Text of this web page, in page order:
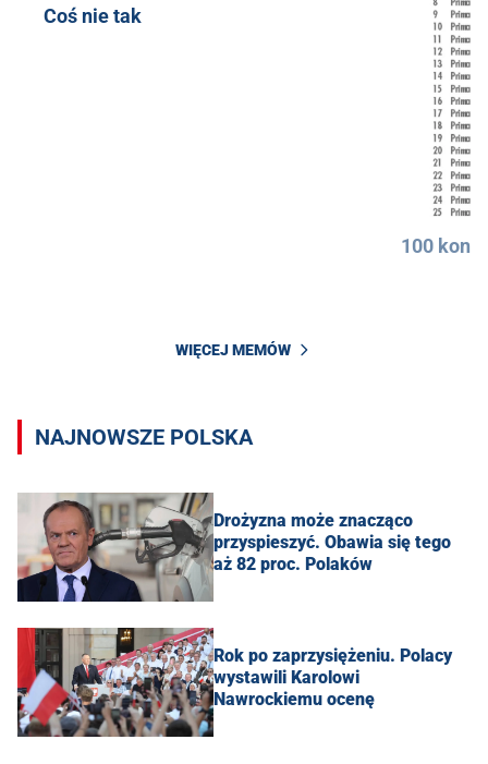
Coś nie tak
100
WIĘCEJ MEMÓW
NAJNOWSZE POLSKA
Drożyzna może znacząco
przyspieszyć. Obawia się tego
aż 82 proc. Polaków
Rok po zaprzysiężeniu. Polacy
wystawili Karolowi
Nawrockiemu ocenę